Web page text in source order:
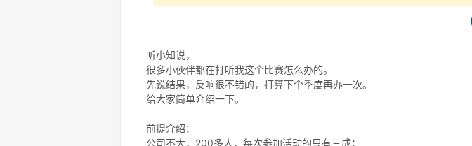
听小知说，
很多小伙伴都在打听我这个比赛怎么办的。
先说结果，反响很不错的，打算下个季度再办一次。
给大家简单介绍一下。
前提介绍：
公司不大，200多人，每次参加活动的只有三成；